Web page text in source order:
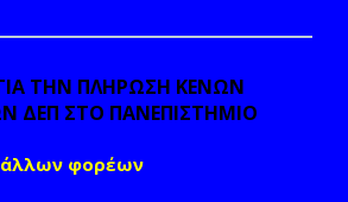
ΤΗΝ ΠΛΗΡΩΣΗ ΚΕΝΩΝ
ΔΕΠ ΣΤΟ ΠΑΝΕΠΙΣΤΗΜΙΟ
άλλων φορέων